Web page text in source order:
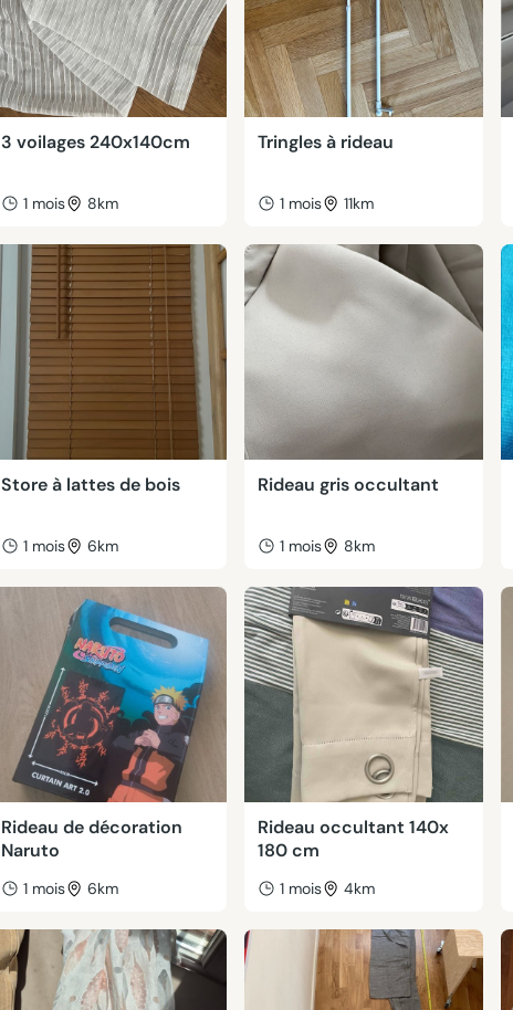
3 voilages 240x140cm
1 mois 8km
Tringles à rideau
1 mois 11km
Store à lattes de bois
1 mois 6km
Rideau gris occultant
1 mois 8km
Rideau de décoration
Naruto
1 mois 6km
Rideau occultant 140x
180 cm
1 mois 4km